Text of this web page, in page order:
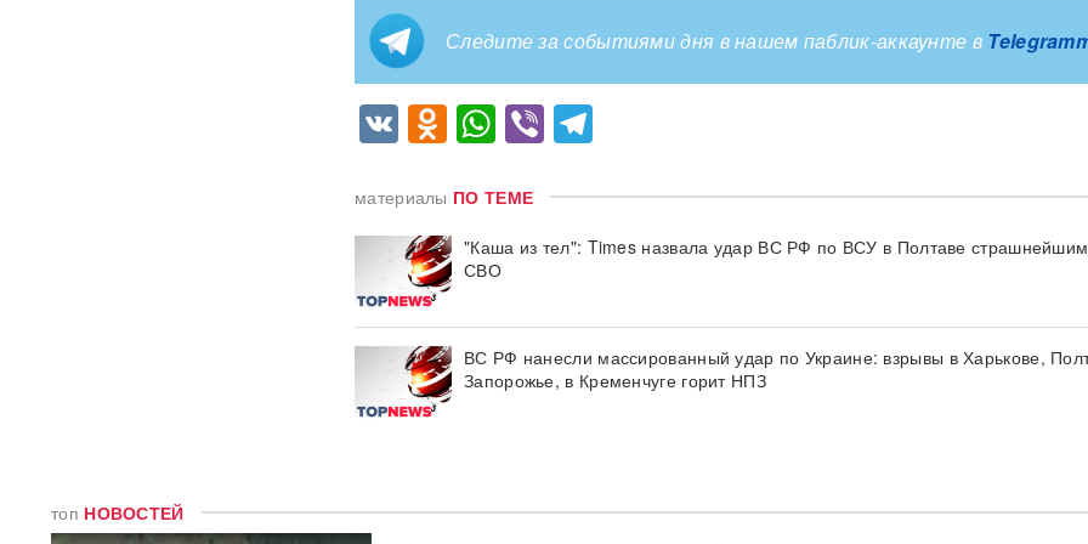
Клава Кока и Дима
Следите за событиями дня в нашем паблик-аккаунте в
VKOdnoklassniki
WhatsApp
Viber
материалы ПО ТЕМЕ
"Каша из тел": Times назвала удар ВС РФ по ВСУ в Полтаве
СВО
ВС РФ нанесли массированный удар по Украине: взрывы в Харькове,
Запорожье, в Кременчуге горит НПЗ
топ НОВОСТЕЙ